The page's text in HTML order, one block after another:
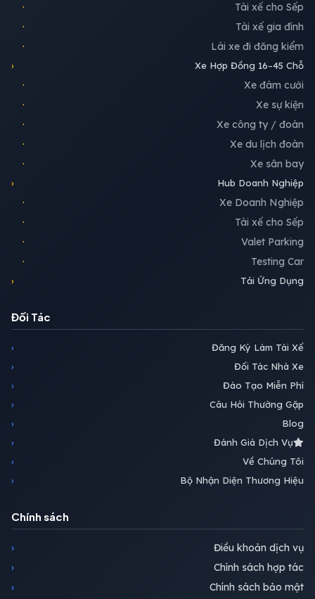
·
Tài xế cho Sếp
·
Tài xế gia đình
·
Lái xe đi đăng kiểm
› Xe Hợp Đồng 16–45 Chỗ
·
Xe đám cưới
·
Xe sự kiện
·
Xe công ty / đoàn
·
Xe du lịch đoàn
·
Xe sân bay
› Hub Doanh Nghiệp
·
Xe Doanh Nghiệp
·
Tài xế cho Sếp
·
Valet Parking
·
Testing Car
› Tải Ứng Dụng
Đối Tác
›
Đăng Ký Làm Tài Xế
›
Đối Tác Nhà Xe
›
Đào Tạo Miễn Phí
›
Câu Hỏi Thường Gặp
›
Blog
›
Đánh Giá Dịch Vụ
›
Về Chúng Tôi
›
Bộ Nhận Diện Thương Hiệu
Chính sách
›
Điều khoản dịch vụ
›
Chính sách hợp tác
›
Chính sách bảo mật